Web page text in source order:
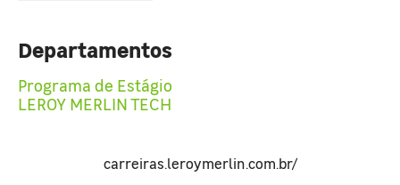
Departamentos
Programa de Estágio
LEROY MERLIN TECH
carreiras.leroymerlin.com.br/